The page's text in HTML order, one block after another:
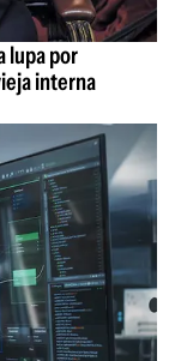
lupa por
interna